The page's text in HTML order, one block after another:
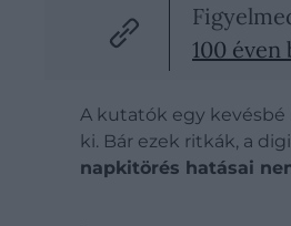
100
A kutatók egy
ki. Bár ezek ritkák, a
napkitörés hatásai